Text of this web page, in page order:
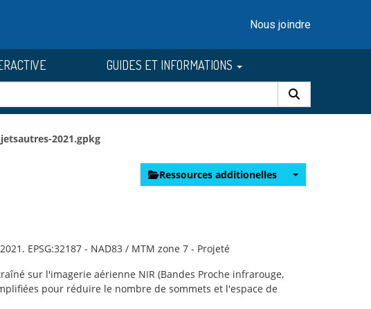
Nous joindre
GUIDES ET INFORMATIONS
2021.gpkg
Ressources additionelles
EPSG:32187 - NAD83 / MTM zone 7 - Projeté
sur l'imagerie aérienne NIR (Bandes Proche infrarouge,
pour réduire le nombre de sommets et l'espace de